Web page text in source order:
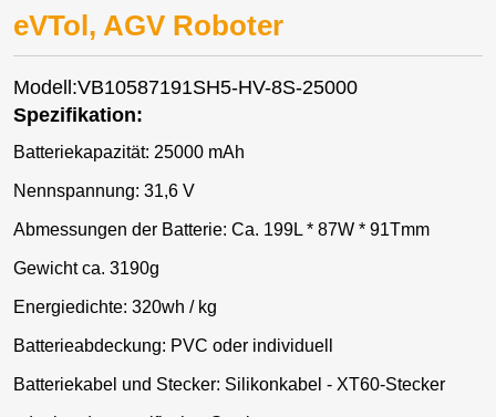
eVTol, AGV Roboter
Modell:VB10587191SH5-HV-8S-25000
Spezifikation:
Batteriekapazität: 25000 mAh
Nennspannung: 31,6 V
Abmessungen der Batterie: Ca. 199L * 87W * 91Tmm
Gewicht ca. 3190g
Energiedichte: 320wh / kg
Batterieabdeckung: PVC oder individuell
Batteriekabel und Stecker: Silikonkabel - XT60-Stecker